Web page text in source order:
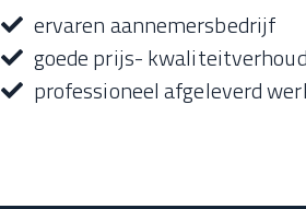
ervaren aannemersbedrijf
goede prijs-
professioneel afgeleverd